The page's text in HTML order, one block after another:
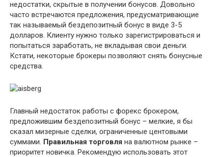
недостатки, скрытые в получении бонусов. Довольно
часто встречаются предложения, предусматривающие
так называемый бездепозитный бонус в виде 3-5
долларов. Клиенту нужно только зарегистрироваться и
попытаться заработать, не вкладывая свои деньги.
Кстати, некоторые брокеры позволяют снять бонусные
средства.
Главный недостаток работы с форекс брокером,
предложившим бездепозитный бонус – мелкие, я бы
сказал мизерные сделки, ограниченные центовыми
суммами. Правильная торговля на валютном рынке –
приоритет новичка. Рекомендую использовать этот